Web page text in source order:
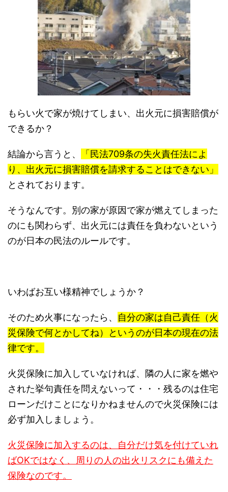
もらい火で家が焼けてしまい、出火元に損害賠償が
できるか？
結論から言うと、
「民法709条の失火責任法によ
り、出火元に損害賠償を請求することはできない」
とされております。
そうなんです。別の家が原因で家が燃えてしまった
のにも関わらず、出火元には責任を負わないという
のが日本の民法のルールです。
いわばお互い様精神でしょうか？
そのため火事になったら、 自分の家は自己責任（火
災保険で何とかしてね）というのが日本の現在の法
律です。
火災保険に加入していなければ、隣の人に家を燃や
された挙句責任を問えないって・・・残るのは住宅
ローンだけことになりかねませんので火災保険には
必ず加入しましょう。
火災保険に加入するのは、自分だけ気を付けていれ
ばOKではなく、周りの人の出火リスクにも備えた
保険なのです。